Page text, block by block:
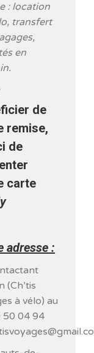
: location
transfert
en
de
remise,
de
carte
adresse :
(Ch’tis
à vélo) au
50 04 94